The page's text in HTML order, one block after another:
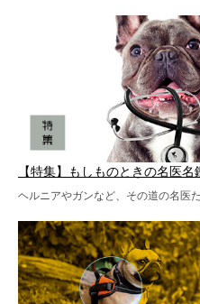
【特集】もしものときの名医名
ヘルニアやガンなど、その道の名医